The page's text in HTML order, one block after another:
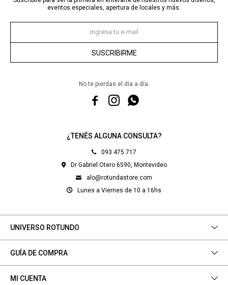
¿TENÉS ALGUNA CONSULTA?
093 475 717
Dr Gabriel Otero 6590, Montevideo
alo@rotundastore.com
Lunes a Viernes de 10 a 16hs
UNIVERSO ROTUNDO
GUÍA DE COMPRA
MI CUENTA
eventos especiales, apertura de locales y más.
SUSCRIBIRME
No te pierdas el día a día.
  